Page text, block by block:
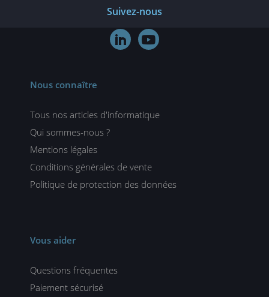
Suivez-nous
 
Nous connaître
Tous nos articles d'informatique
Qui sommes-nous ?
Mentions légales
Conditions générales de vente
Politique de protection des données
Vous aider
Questions fréquentes
Paiement sécurisé